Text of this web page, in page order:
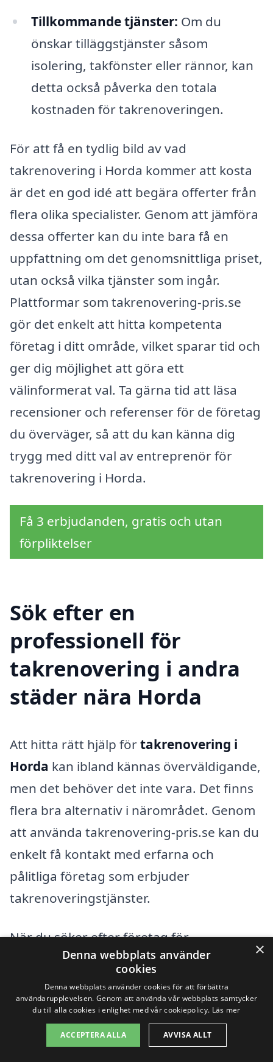
Tillkommande tjänster: Om du
önskar tilläggstjänster såsom
isolering, takfönster eller rännor, kan
detta också påverka den totala
kostnaden för takrenoveringen.
För att få en tydlig bild av vad
takrenovering i Horda kommer att kosta
är det en god idé att begära offerter från
flera olika specialister. Genom att jämföra
dessa offerter kan du inte bara få en
uppfattning om det genomsnittliga priset,
utan också vilka tjänster som ingår.
Plattformar som takrenovering-pris.se
gör det enkelt att hitta kompetenta
företag i ditt område, vilket sparar tid och
ger dig möjlighet att göra ett
välinformerat val. Ta gärna tid att läsa
recensioner och referenser för de företag
du överväger, så att du kan känna dig
trygg med ditt val av entreprenör för
takrenovering i Horda.
Få 3 erbjudanden, gratis och utan
förpliktelser
Sök efter en
professionell för
takrenovering i andra
städer nära Horda
Att hitta rätt hjälp förtakrenovering i
Horda kan ibland kännas överväldigande,
men det behöver det inte vara. Det finns
flera bra alternativ i närområdet. Genom
att använda takrenovering-pris.se kan du
enkelt få kontakt med erfarna och
pålitliga företag som erbjuder
takrenoveringstjänster.
När du söker efter företag för
takrenovering i Horda och
omkringliggande områden kan du
överväga att kolla in städer som:
Värnamo
×
Denna webbplats använder
cookies
Denna webbplats använder cookies för att förbättra
användarupplevelsen. Genom att använda vår webbplats samtycker
du till alla cookies i enlighet med vår cookiepolicy. Läs mer
ACCEPTERA ALLA AVVISA ALLT